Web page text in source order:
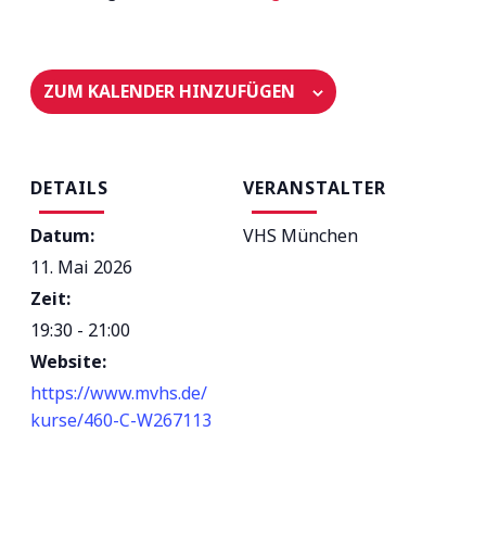
ZUM KALENDER HINZUFÜGEN
DETAILS
Datum:
11. Mai 2026
Zeit:
19:30 - 21:00
Website:
https://www.mvhs.de/
kurse/460-C-W267113
VERANSTALTER
VHS München